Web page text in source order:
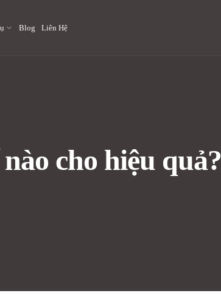
Blog Liên Hệ
cho hiệu quả?